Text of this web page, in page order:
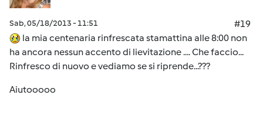
Sab, 05/18/2013 - 11:51
#19
la mia centenaria rinfrescata stamattina alle 8:00 non
ha ancora nessun accento di lievitazione .... Che faccio...
Rinfresco di nuovo e vediamo se si riprende...???
Aiutooooo